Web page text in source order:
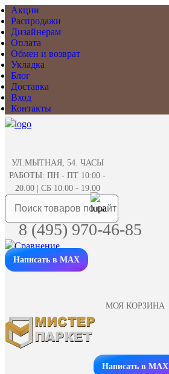
Акции
Распродажи
Дизайнерам
Оплата
Обмен и возврат
Укладка
Блог
Доставка
Вход
Контакты
УЛ.МЫТНАЯ, 54. ЧАСЫ
РАБОТЫ: ПН - ПТ 10:00 -
20.00 | СБ 10:00 - 19.00
8 (495) 970-46-85
Написать в MAX
МОЯ КОРЗИНА
Заказать звонок
Написать в MAX